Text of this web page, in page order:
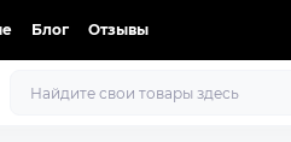
Блог Отзывы